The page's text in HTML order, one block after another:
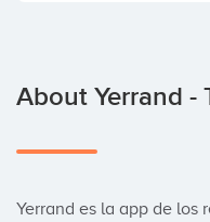
About Yerrand -
Yerrand es la app de los